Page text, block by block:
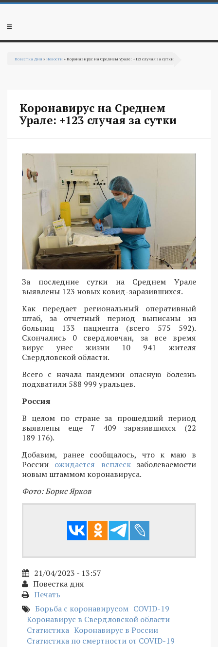
Перейти к основному содержанию
Мобильное
Повестка Дня »Новости » Коронавирус на Среднем Урале: +123 случая за сутки
Коронавирус на Среднем
Урале: +123 случая за сутки
За последние сутки на Среднем Урале
выявлены 123 новых ковид-заразившихся.
Как передает региональный оперативный
штаб, за отчетный период выписаны из
больниц 133 пациента (всего 575 592).
Скончались 0 свердловчан, за все время
вирус унес жизни 10 941 жителя
Свердловской области.
Всего с начала пандемии опасную болезнь
подхватили 588 999 уральцев.
Россия
В целом по стране за прошедший период
выявлены еще 7 409 заразившихся (22
189 176).
Добавим, ранее сообщалось, что к маю в
России ожидается всплескзаболеваемости
новым штаммом коронавируса.
Фото: Борис Ярков
21/04/2023 - 13:57
Повестка дня
Печать
Борьба с коронавирусом COVID-19
Коронавирус в Свердловской области
Статистика Коронавирус в России
Статистика по смертности от COVID-19